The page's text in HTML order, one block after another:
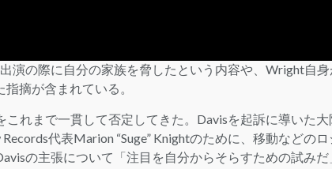
演の際に自分の家族を脅したという内容や、Wright自
摘が含まれている。
れまで一貫して否定してきた。Davisを起訴に導いた大
代表Marion “Suge” Knightのために、移動などのロ
の主張について「注目を自分からそらすための試みだ